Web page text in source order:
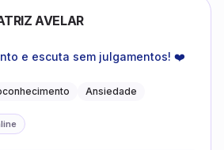
AVELAR
e escuta sem julgamentos! ❤️
Ansiedade